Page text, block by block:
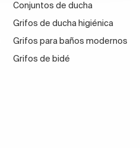
Conjuntos de ducha
Grifos de ducha higiénica
Grifos para baños modernos
Grifos de bidé